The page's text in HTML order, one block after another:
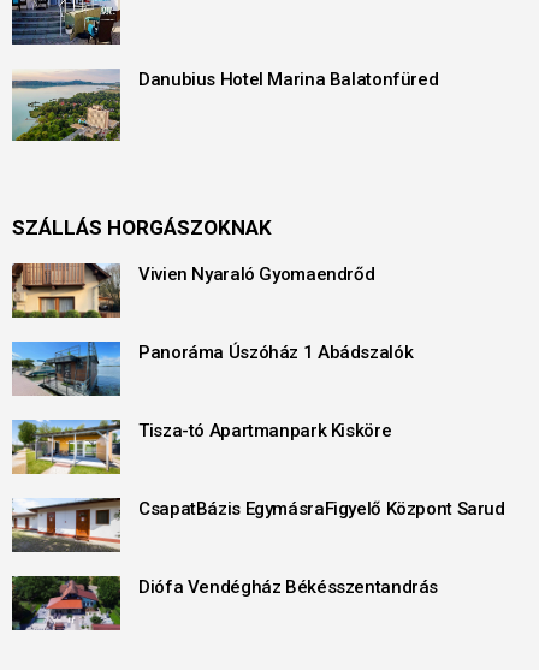
Danubius Hotel Marina Balatonfüred
SZÁLLÁS HORGÁSZOKNAK
Vivien Nyaraló Gyomaendrőd
Panoráma Úszóház 1 Abádszalók
Tisza-tó Apartmanpark Kisköre
CsapatBázis EgymásraFigyelő Központ Sarud
Diófa Vendégház Békésszentandrás